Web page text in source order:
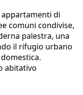
di
comuni condivise,
palestra, una
il rifugio urbano